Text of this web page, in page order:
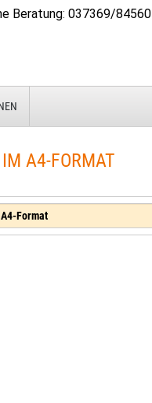
Beratung: 037369/84560
A4-FORMAT